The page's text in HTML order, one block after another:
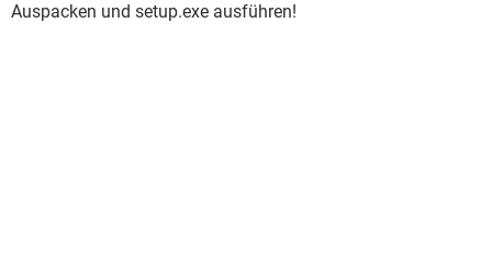
Auspacken und setup.exe ausführen!